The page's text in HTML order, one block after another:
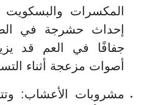
المكسرات
إحداث حشرجة في
جفافًا في العم قد
أصوات مزعجة أثناء
مشروبات الأعشاب: